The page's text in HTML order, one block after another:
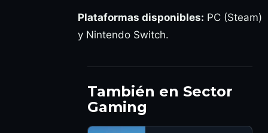
Plataformas disponibles: PC (Steam)
y Nintendo Switch.
También en Sector
Gaming